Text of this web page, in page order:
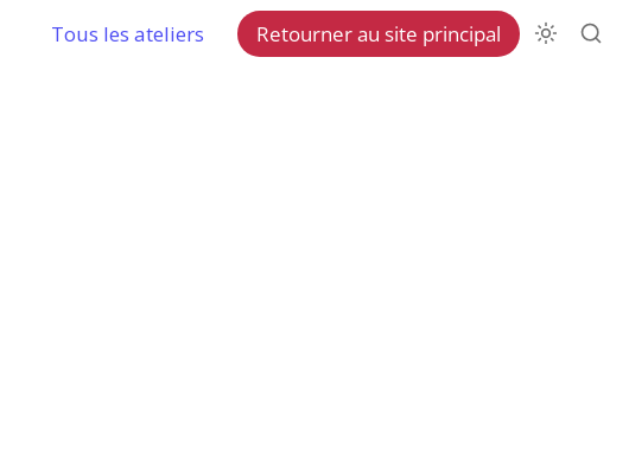
Tous les ateliers Retourner au site principal